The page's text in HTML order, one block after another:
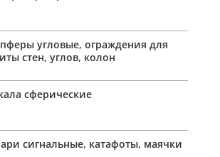
угловые, ограждения для
стен, углов, колон
сферические
сигнальные, катафоты, маячки